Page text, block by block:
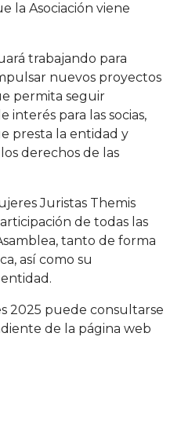
la Asociación viene
trabajando para
nuevos proyectos
permita seguir
interés para las socias,
presta la entidad y
derechos de las
Juristas Themis
de todas las
tanto de forma
así como su
2025 puede consultarse
de la página web